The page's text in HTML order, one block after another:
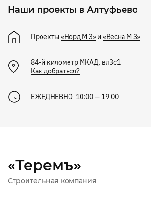
Наши проекты в Алтуфьево
Проекты «Норд М 3» и «Весна М 3»
84-й километр МКАД, вл3с1
Как добраться?
ЕЖЕДНЕВНО 10:00 — 19:00
«Теремъ»
Строительная компания